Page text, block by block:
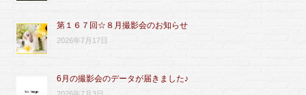
第１６７回☆８月撮影会のお知らせ
2026年7月17日
6月の撮影会のデータが届きました♪